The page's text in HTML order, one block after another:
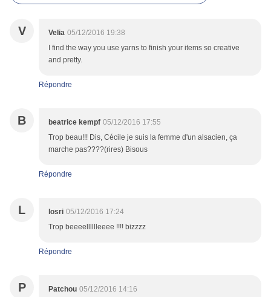
V Velia 05/12/2016 19:38
I find the way you use yarns to finish your items so creative
and pretty.
Répondre
B beatrice kempf 05/12/2016 17:55
Trop beau!!! Dis, Cécile je suis la femme d'un alsacien, ça
marche pas????(rires) Bisous
Répondre
L losri 05/12/2016 17:24
Trop beeeelllllleeee !!!! bizzzz
Répondre
P Patchou 05/12/2016 14:16